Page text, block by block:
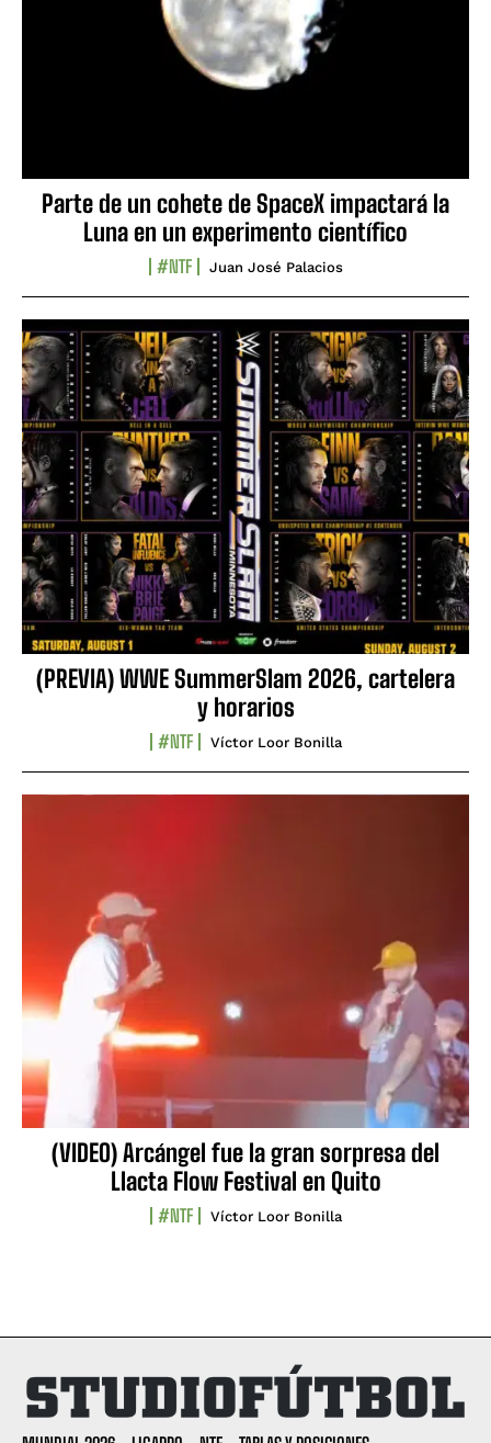
Parte de un cohete de SpaceX impactará la
Luna en un experimento científico
#NTF Juan José Palacios
(PREVIA) WWE SummerSlam 2026, cartelera
y horarios
#NTF Víctor Loor Bonilla
(VIDEO) Arcángel fue la gran sorpresa del
Llacta Flow Festival en Quito
#NTF Víctor Loor Bonilla